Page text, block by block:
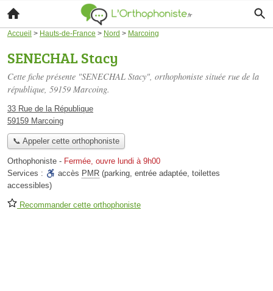
Accueil > Hauts-de-France > Nord > Marcoing
SENECHAL Stacy
Cette fiche présente "SENECHAL Stacy", orthophoniste située rue de la
république, 59159 Marcoing.
33 Rue de la République
59159 Marcoing
📞 Appeler cette orthophoniste
Orthophoniste - Fermée, ouvre lundi à 9h00
Services :
accès PMR (parking, entrée adaptée, toilettes
accessibles)
Recommander cette orthophoniste